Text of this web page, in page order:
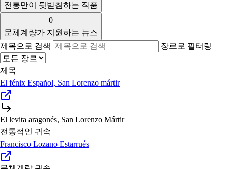
전통만이 뒷받침하는 작품
0
문체계량가 지원하는 뉴스
제목으로 검색
장르로 필터링
제목
El fénix Español, San Lorenzo mártir
El levita aragonés, San Lorenzo Mártir
전통적인 귀속
Francisco Lozano Estarrués